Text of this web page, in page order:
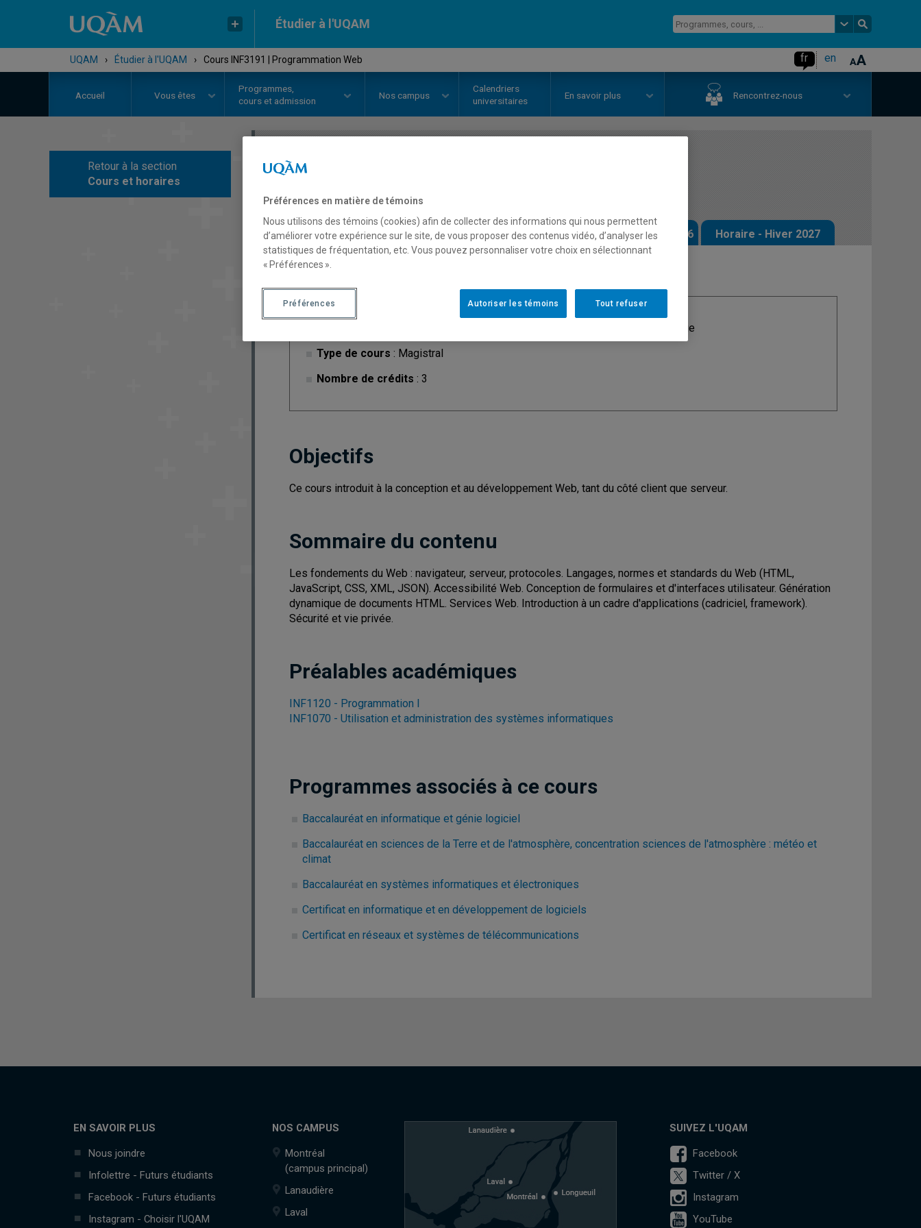
Étudier à l'UQAM
UQAM › Étudier à l'UQAM › Cours INF3191 | Programmation Web fr en
Accueil Vous êtes
Programmes,
cours et admission
Nos campus
Calendriers
universitaires
En savoir plus Rencontrez-nous
Retour à la section
Cours et horaires
COURS
Description Horaire - Été 2026 Horaire - Automne 2026 Horaire - Hiver 2027
Type de cours : Magistral
Nombre de crédits : 3
: Informatique
Objectifs
Ce cours introduit à la conception et au développement Web, tant du côté client que serveur.
Sommaire du contenu
Les fondements du Web : navigateur, serveur, protocoles. Langages, normes et standards du Web (HTML,
JavaScript, CSS, XML, JSON). Accessibilité Web. Conception de formulaires et d'interfaces utilisateur. Génération
dynamique de documents HTML. Services Web. Introduction à un cadre d'applications (cadriciel, framework).
Sécurité et vie privée.
Préalables académiques
INF1120 - Programmation I
INF1070 - Utilisation et administration des systèmes informatiques
Programmes associés à ce cours
Baccalauréat en informatique et génie logiciel
Baccalauréat en sciences de la Terre et de l'atmosphère, concentration sciences de l'atmosphère : météo et
climat
Baccalauréat en systèmes informatiques et électroniques
Certificat en informatique et en développement de logiciels
Certificat en réseaux et systèmes de télécommunications
EN SAVOIR PLUS
Nous joindre
Infolettre - Futurs étudiants
Facebook - Futurs étudiants
Instagram - Choisir l'UQAM
NOS CAMPUS
Montréal
(campus principal)
Lanaudière
Laval
SUIVEZ L'UQAM
Facebook
Twitter / X
Instagram
YouTube
Préférences en matière de témoins
Nous utilisons des témoins (cookies) afin de collecter des informations qui nous permettent
d’améliorer votre expérience sur le site, de vous proposer des contenus vidéo, d’analyser les
statistiques de fréquentation, etc. Vous pouvez personnaliser votre choix en sélectionnant
« Préférences ».
Tout refuser
Autoriser les témoins
Préférences